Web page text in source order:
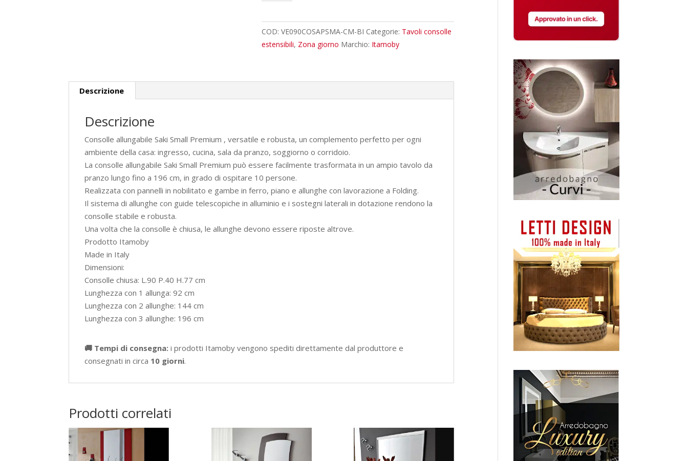
Saki
Small
quantità
COD: VE090COSAPSMA-CM-BI Categorie: Tavoli consolle
estensibili, Zona giorno Marchio: Itamoby
Descrizione
Descrizione
Consolle allungabile Saki Small Premium , versatile e robusta, un complemento perfetto per ogni
ambiente della casa: ingresso, cucina, sala da pranzo, soggiorno o corridoio.
La consolle allungabile Saki Small Premium può essere facilmente trasformata in un ampio tavolo da
pranzo lungo fino a 196 cm, in grado di ospitare 10 persone.
Realizzata con pannelli in nobilitato e gambe in ferro, piano e allunghe con lavorazione a Folding.
Il sistema di allunghe con guide telescopiche in alluminio e i sostegni laterali in dotazione rendono la
consolle stabile e robusta.
Una volta che la consolle è chiusa, le allunghe devono essere riposte altrove.
Prodotto Itamoby
Made in Italy
Dimensioni:
Consolle chiusa: L.90 P.40 H.77 cm
Lunghezza con 1 allunga: 92 cm
Lunghezza con 2 allunghe: 144 cm
Lunghezza con 3 allunghe: 196 cm
🚚 Tempi di consegna: i prodotti Itamoby vengono spediti direttamente dal produttore e
consegnati in circa 10 giorni.
Prodotti correlati